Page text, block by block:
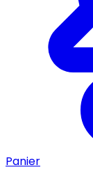
Panier